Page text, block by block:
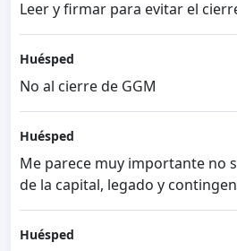
Leer y firmar para evitar el
Huésped
No al cierre de GGM
Huésped
Me parece muy importante no
de la capital, legado y
Huésped